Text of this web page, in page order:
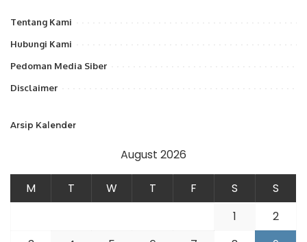
Tentang Kami
Hubungi Kami
Pedoman Media Siber
Disclaimer
Arsip Kalender
August 2026
M T W T F S
S
1
2